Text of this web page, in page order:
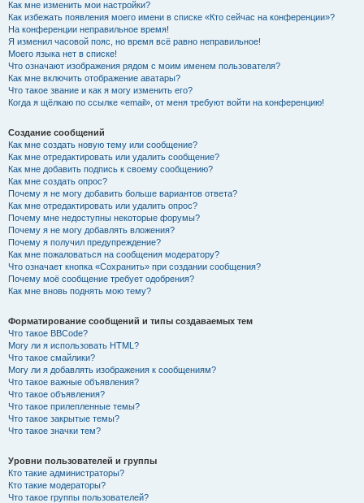
Как мне изменить мои настройки?
Как избежать появления моего имени в списке «Кто сейчас на конференции»?
На конференции неправильное время!
Я изменил часовой пояс, но время всё равно неправильное!
Моего языка нет в списке!
Что означают изображения рядом с моим именем пользователя?
Как мне включить отображение аватары?
Что такое звание и как я могу изменить его?
Когда я щёлкаю по ссылке «email», от меня требуют войти на конференцию!
Создание сообщений
Как мне создать новую тему или сообщение?
Как мне отредактировать или удалить сообщение?
Как мне добавить подпись к своему сообщению?
Как мне создать опрос?
Почему я не могу добавить больше вариантов ответа?
Как мне отредактировать или удалить опрос?
Почему мне недоступны некоторые форумы?
Почему я не могу добавлять вложения?
Почему я получил предупреждение?
Как мне пожаловаться на сообщения модератору?
Что означает кнопка «Сохранить» при создании сообщения?
Почему моё сообщение требует одобрения?
Как мне вновь поднять мою тему?
Форматирование сообщений и типы создаваемых тем
Что такое BBCode?
Могу ли я использовать HTML?
Что такое смайлики?
Могу ли я добавлять изображения к сообщениям?
Что такое важные объявления?
Что такое объявления?
Что такое прилепленные темы?
Что такое закрытые темы?
Что такое значки тем?
Уровни пользователей и группы
Кто такие администраторы?
Кто такие модераторы?
Что такое группы пользователей?